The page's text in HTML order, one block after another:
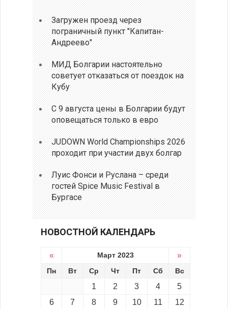
Загружен проезд через
пограничный пункт "Капитан-
Андреево"
МИД Болгарии настоятельно
советует отказаться от поездок на
Кубу
С 9 августа цены в Болгарии будут
оповещаться только в евро
JUDOWN World Championships 2026
проходит при участии двух болгар
Луис Фонси и Руслана – среди
гостей Spice Music Festival в
Бургасе
НОВОСТНОЙ КАЛЕНДАРЬ
« Март 2023 »
Пн Вт Ср Чт Пт Сб Вс
1 2 3 4
5
6
7 8 9 10 11 12